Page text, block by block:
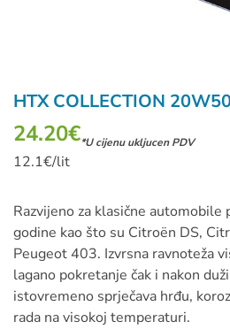
HTX COLLECTION
24.20€*U cijenu ukljucen PDV
12.1€/lit
Razvijeno za klasične
godine kao što su Citroën DS,
Peugeot 403. Izvrsna ravnoteža
lagano pokretanje čak i nakon
istovremeno sprječava hrđu,
rada na visokoj temperaturi.